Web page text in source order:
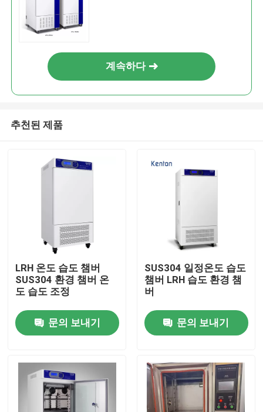
홈
회사 소개
계속하다
추천된 제품
LRH 온도 습도 챔버
SUS304 환경 챔버 온
도 습도 조정
문의 보내기
SUS304 일정온도 습도
챔버 LRH 습도 환경 챔
버
문의 보내기